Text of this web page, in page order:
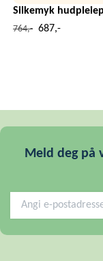
Silkemyk
764,- 687,-
Meld deg på